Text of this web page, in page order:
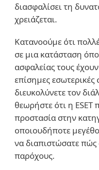
διασφαλίσει τη
χρειάζεται.
Κατανοούμε ότι
σε μια κατάσταση
ασφαλείας τους
επίσημες εσωτερικές
διευκολύνετε τον
θεωρήστε ότι η ESET
προστασία στην
οποιουδήποτε
να διαπιστώσατε
παρόχους.